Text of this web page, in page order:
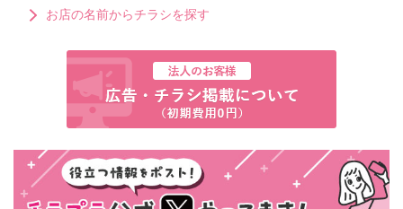
お店の名前からチラシを探す